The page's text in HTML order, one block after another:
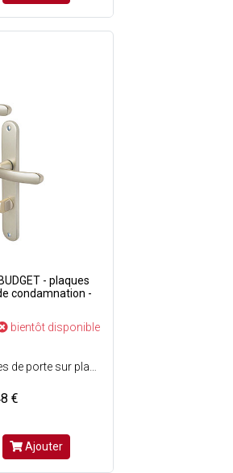
- plaques
condamnation -
bientôt disponible
€
Ajouter